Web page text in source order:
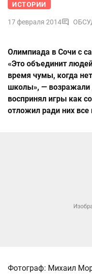
ИСТОРИИ
17 февраля 2014
Олимпиада в Сочи с
«Это объединит
время чумы, когда
школы», — возражали
воспринял игры как
отложил ради них все
Фотограф: Михаил